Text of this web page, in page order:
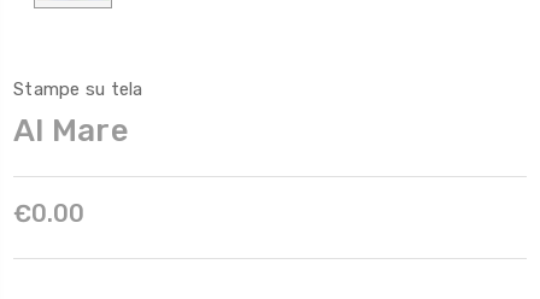
Stampe su tela
Al Mare
€0.00